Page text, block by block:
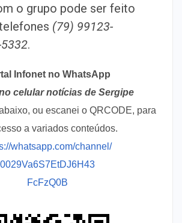
o grupo pode ser feito
(79) 99123-
.
Infonet no WhatsApp
celular notícias de Sergipe
ou escanei o QRCODE, para
a variados conteúdos.
whatsapp.com/channel/
0029Va6S7EtDJ6H43
FcFzQ0B